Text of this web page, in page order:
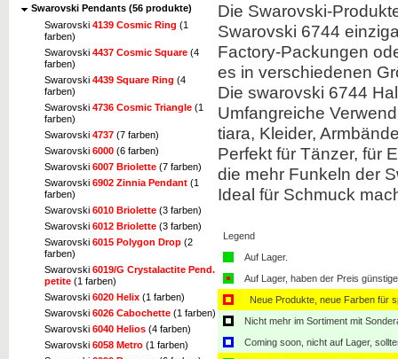
Swarovski Pendants (56 produkte)
Swarovski 4139 Cosmic Ring (1
farben)
Swarovski 4437 Cosmic Square (4
farben)
Swarovski 4439 Square Ring (4
farben)
Swarovski 4736 Cosmic Triangle (1
farben)
Swarovski 4737 (7 farben)
Swarovski 6000 (6 farben)
Swarovski 6007 Briolette (7 farben)
Swarovski 6902 Zinnia Pendant (1
farben)
Swarovski 6010 Briolette (3 farben)
Swarovski 6012 Briolette (3 farben)
Swarovski 6015 Polygon Drop (2
farben)
Swarovski 6019/G Crystalactite Pend.
petite (1 farben)
Swarovski 6020 Helix (1 farben)
Swarovski 6026 Cabochette (1 farben)
Swarovski 6040 Helios (4 farben)
Swarovski 6058 Metro (1 farben)
Die Swarovski-
Swarovski 6744
Factory-Packungen
es in verschiedenen
Die swarovski 6744
Umfangreiche
tiara, Kleider,
Perfekt für Tänzer, für
die mehr Funkeln der
Ideal für Schmuck
Legend
Auf Lager.
Auf Lager, haben der Preis
Neue Produkte, neue Farben für
Nicht mehr im Sortiment mit
Coming soon, nicht auf Lager,